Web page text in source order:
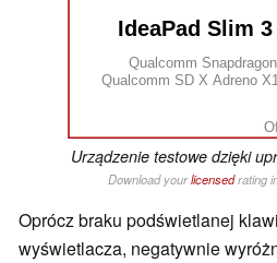
IdeaPad Slim 3
Qualcomm
Qualcomm SD X Adreno
Urządzenie testowe dzięki
Download yourlicensedrating
Oprócz braku podświetlanej
wyświetlacza, negatywnie